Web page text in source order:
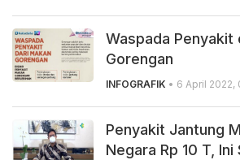
Waspada Penyakit
Gorengan
INFOGRAFIK • 6 April 2022,
Penyakit Jantung
Negara Rp 10 T,